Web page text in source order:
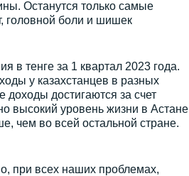
Останутся только самые
головной боли и шишек
тенге за 1 квартал 2023 года.
у казахстанцев в разных
доходы достигаются за счет
высокий уровень жизни в Астане
чем во всей остальной стране.
при всех наших проблемах,